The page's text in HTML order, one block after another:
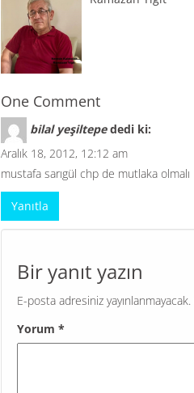
k
One Comment
bilal yeşiltepe dedi ki:
Aralık 18, 2012, 12:12 am
mustafa sarıgül chp de mutlaka olmalı
Yanıtla
Bir yanıt yazın
E-posta adresiniz yayınlanmayacak.
Yorum *